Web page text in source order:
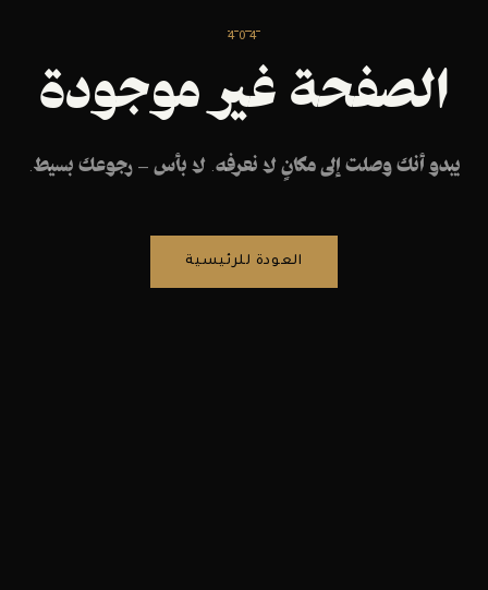
404
الصفحة غير موجودة
يبدو أنك وصلت إلى مكانٍ لا نعرفه. لا بأس — رجوعك بسيط.
العودة للرئيسية